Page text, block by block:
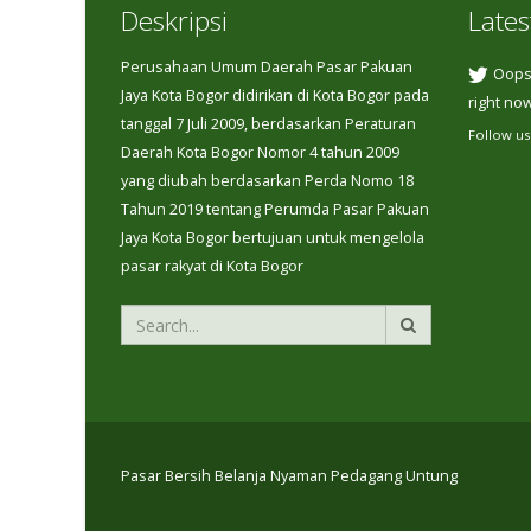
Deskripsi
Perusahaan Umum Daerah Pasar Pakuan
Jaya Kota Bogor didirikan di Kota Bogor pada
tanggal 7 Juli 2009, berdasarkan Peraturan
Daerah Kota Bogor Nomor 4 tahun 2009
yang diubah berdasarkan Perda Nomo 18
Tahun 2019 tentang Perumda Pasar Pakuan
Jaya Kota Bogor bertujuan untuk mengelola
pasar rakyat di Kota Bogor
right
Follow
Pasar Bersih Belanja Nyaman Pedagang Untung